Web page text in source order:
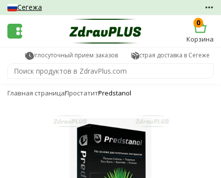
Сегежа
0
Корзина
Круглосуточный прием заказов Быстрая доставка в Сегеже
Главная страницаПростатитPredstanol